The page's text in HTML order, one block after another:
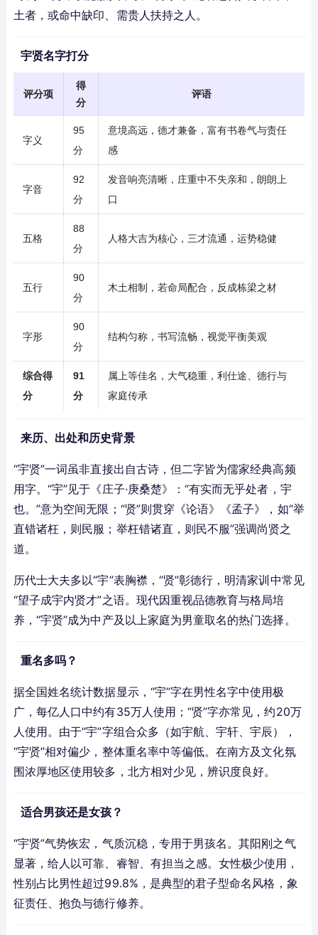
土者，或命中缺印、需贵人扶持之人。
宇贤名字打分
评分项
得
分
评语
字义
95
分
意境高远，德才兼备，富有书卷气与责任
感
字音
92
分
发音响亮清晰，庄重中不失亲和，朗朗上
口
五格
88
分
人格大吉为核心，三才流通，运势稳健
五行
90
分
木土相制，若命局配合，反成栋梁之材
字形
90
分
结构匀称，书写流畅，视觉平衡美观
综合得
分
91
分
属上等佳名，大气稳重，利仕途、德行与
家庭传承
来历、出处和历史背景
“宇贤”一词虽非直接出自古诗，但二字皆为儒家经典高频
用字。“宇”见于《庄子·庚桑楚》：“有实而无乎处者，宇
也。”意为空间无限；“贤”则贯穿《论语》《孟子》，如“举
直错诸枉，则民服；举枉错诸直，则民不服”强调尚贤之
道。
历代士大夫多以“宇”表胸襟，“贤”彰德行，明清家训中常见
“望子成宇内贤才”之语。现代因重视品德教育与格局培
养，“宇贤”成为中产及以上家庭为男童取名的热门选择。
重名多吗？
据全国姓名统计数据显示，“宇”字在男性名字中使用极
广，每亿人口中约有35万人使用；“贤”字亦常见，约20万
人使用。由于“宇”字组合众多（如宇航、宇轩、宇辰），
“宇贤”相对偏少，整体重名率中等偏低。在南方及文化氛
围浓厚地区使用较多，北方相对少见，辨识度良好。
适合男孩还是女孩？
“宇贤”气势恢宏，气质沉稳，专用于男孩名。其阳刚之气
显著，给人以可靠、睿智、有担当之感。女性极少使用，
性别占比男性超过99.8%，是典型的君子型命名风格，象
征责任、抱负与德行修养。